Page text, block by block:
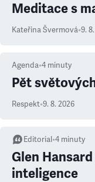
Meditace s
Kateřina Švermová•9.
Agenda•4 minuty
Pět
Respekt•9. 8. 2026
Editorial •4 minuty
Glen
inteligence